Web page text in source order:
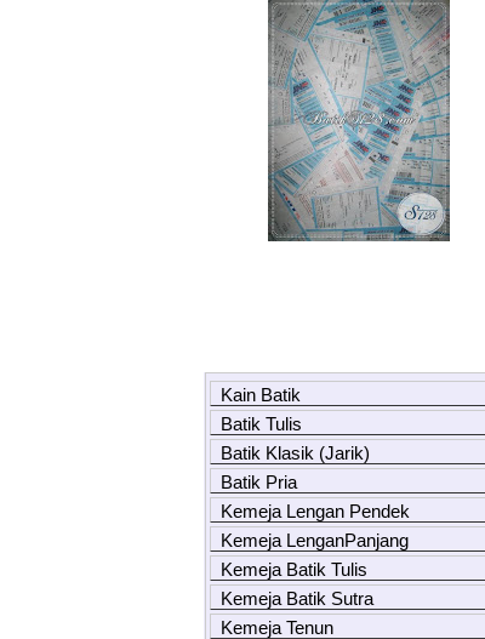
Kain Batik
Batik Tulis
Batik Klasik (Jarik)
Batik Pria
Kemeja Lengan Pendek
Kemeja LenganPanjang
Kemeja Batik Tulis
Kemeja Batik Sutra
Kemeja Tenun